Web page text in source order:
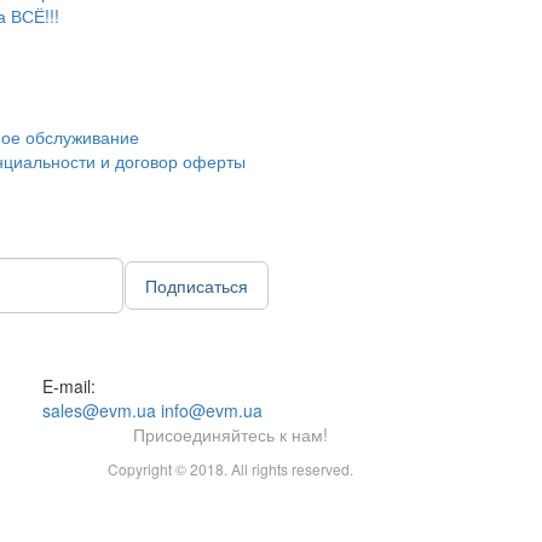
ВСЁ!!!
обслуживание
и договор оферты
Подписаться
E-mail:
sales@evm.ua info@evm.ua
Присоединяйтесь к нам!
Copyright © 2018. All rights reserved.